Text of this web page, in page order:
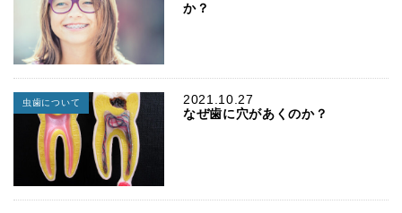
か？
2021.10.27
虫歯について
なぜ歯に穴があくのか？